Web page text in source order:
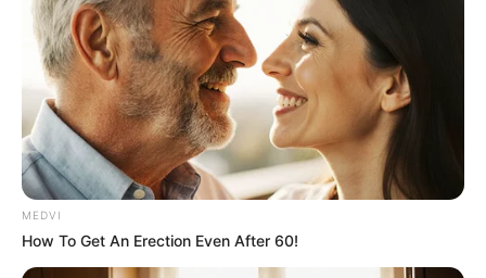
MEDVI
How To Get An Erection Even After 60!